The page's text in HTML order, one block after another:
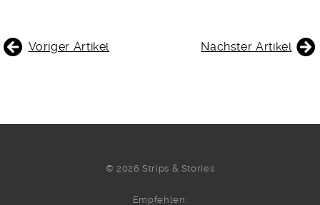
BEITRAGSNAVIGATION
Voriger Artikel Nächster Artikel
© 2026 Strips & Stories
Empfehlen: